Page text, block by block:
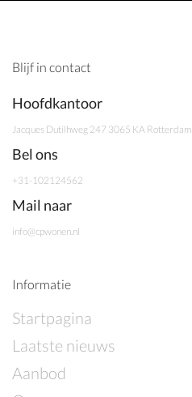
Blijf in contact
Hoofdkantoor
Jacques Dutilhweg 247 3065 KA Rotterdam
Bel ons
+31-102124562
Mail naar
info@cpwonen.nl
Informatie
Startpagina
Laatste nieuws
Aanbod